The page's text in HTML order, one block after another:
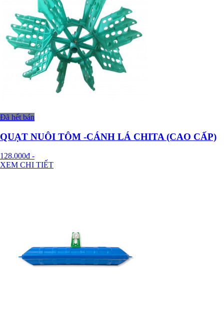
Đã hết bán
QUẠT NUÔI TÔM -CÁNH LÁ CHITA (CAO CẤP)
128.000đ -
XEM CHI TIẾT